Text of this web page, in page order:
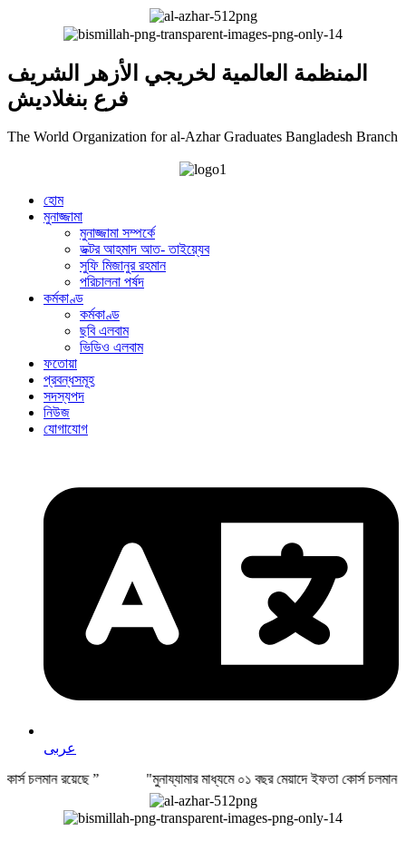
المنظمة العالمية لخريجي الأزهر الشريف
فرع بنغلاديش
The World Organization for al-Azhar Graduates Bangladesh Branch
হোম
মুনাজ্জামা
মুনাজ্জামা সম্পর্কে
ডক্টর আহমাদ আত- তাইয়্যেব
সুফি মিজানুর রহমান
পরিচালনা পর্ষদ
কর্মকাণ্ড
কর্মকাণ্ড
ছবি এলবাম
ভিডিও এলবাম
ফতোয়া
প্রবন্ধসমূহ
সদস্যপদ
নিউজ
যোগাযোগ
عربى
কোর্স চলমান রয়েছে ” "মুনায্যামার মাধ্যমে ০১ বছর মেয়াদে ইফতা কোর্স